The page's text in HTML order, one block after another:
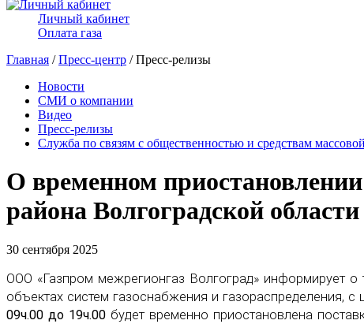
Личный кабинет
Оплата газа
Главная /Пресс-центр / Пресс-релизы
Новости
СМИ о компании
Видео
Пресс-релизы
Служба по связям с общественностью и средствам
О временном приостановлении
района Волгоградской
30 сентября 2025
ООО «Газпром межрегионгаз Волгоград» информирует
объектах систем газоснабжения и газораспределения,
09ч.00 до 19ч.00будет временно приостановлена